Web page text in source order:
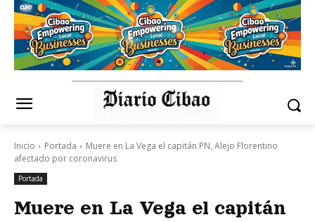
Inicio Portada
Muere en La Vega el capitán PN, Alejo Florentino
afectado por coronavirus
Portada
Muere en La Vega el capitán